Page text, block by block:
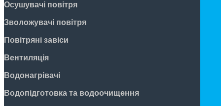
Осушувачі повітря
Зволожувачі повітря
Повітряні завіси
Вентиляція
Водонагрівачі
Водопідготовка та водоочищення